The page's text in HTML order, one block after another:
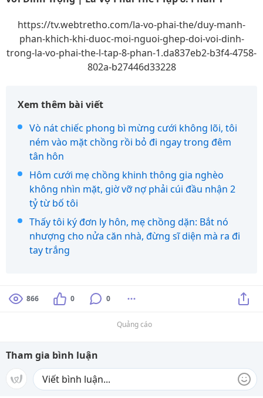
https://tv.webtretho.com/la-vo-phai-the/duy-manh-
phan-khich-khi-duoc-moi-nguoi-ghep-doi-voi-dinh-
trong-la-vo-phai-the-l-tap-8-phan-1.da837eb2-b3f4-4758-
802a-b27446d33228
Xem thêm bài viết
Vò nát chiếc phong bì mừng cưới không lõi, tôi
ném vào mặt chồng rồi bỏ đi ngay trong đêm
tân hôn
Hôm cưới mẹ chồng khinh thông gia nghèo
không nhìn mặt, giờ vỡ nợ phải cúi đầu nhận 2
tỷ từ bố tôi
Thấy tôi ký đơn ly hôn, mẹ chồng dặn: Bắt nó
nhượng cho nửa căn nhà, đừng sĩ diện mà ra đi
tay trắng
866 0 0
Quảng cáo
Tham gia bình luận